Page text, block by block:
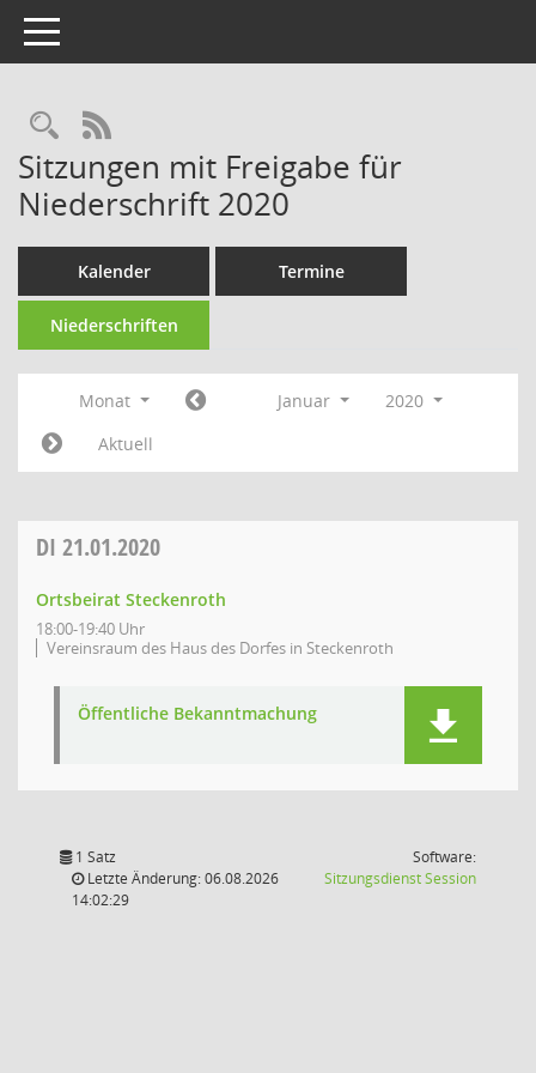
Toggle navigation
Rechercheauswahl
RSS-Feed
Sitzungen mit Freigabe für
Niederschrift 2020
Kalender Termine
Niederschriften
Monat Januar
2020
Aktuell
DI 21.01.2020
Ortsbeirat Steckenroth
18:00-19:40 Uhr
Vereinsraum des Haus des Dorfes in Steckenroth
Öffentliche Bekanntmachung
1 Satz
Letzte Änderung: 06.08.2026
14:02:29
Software:
SitzungsdienstSession(Wird in